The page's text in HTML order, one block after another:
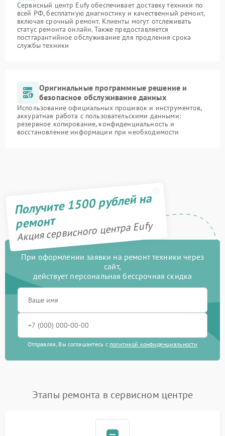
Сервисный центр Eufy обеспечивает доставку техники по
всей РФ, бесплатную диагностику и качественный ремонт,
включая срочный ремонт. Клиенты могут отслеживать
статус ремонта онлайн. Также предоставляется
постгарантийное обслуживание для продления срока
службы техники
Оригинальные программные решение и
безопасное обслуживание данных
Использование официальных прошивок и инструментов,
аккуратная работа с пользовательскими данными:
резервное копирование, конфиденциальность и
восстановление информации при необходимости
Получите 1500 рублей на
ремонт
Акция сервисного центра Eufy
При оформлении заявки на ремонт техники через
сайт,
действует персональная бессрочная скидка
Отправляя, Вы соглашаетесь с политикой конфиденциальности
Этапы ремонта в сервисном центре